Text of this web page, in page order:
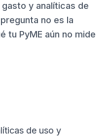
y analíticas de
no es la
tu PyME aún no mide
de uso y